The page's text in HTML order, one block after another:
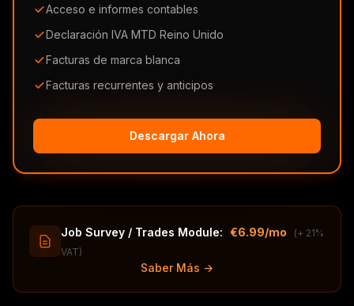
Acceso e informes contables
Declaración IVA MTD Reino Unido
Facturas de marca blanca
Facturas recurrentes y anticipos
Descargar Ahora
Job Survey / Trades Module: €6.99/mo
(+ 21%
VAT)
Saber Más →